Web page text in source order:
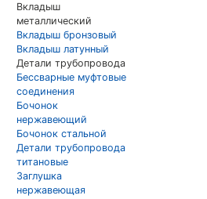
Вкладыш
металлический
Вкладыш бронзовый
Вкладыш латунный
Детали трубопровода
Бессварные муфтовые
соединения
Бочонок
нержавеющий
Бочонок стальной
Детали трубопровода
титановые
Заглушка
нержавеющая